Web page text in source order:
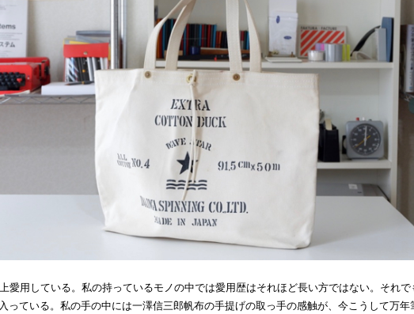
愛用している。私の持っているモノの中では愛用歴はそれほど長い方ではない。それで
っている。私の手の中には一澤信三郎帆布の手提げの取っ手の感触が、今こうして万年